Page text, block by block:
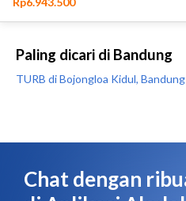
Paling dicari di Bandung
TURB di Bojongloa Kidul, Bandung